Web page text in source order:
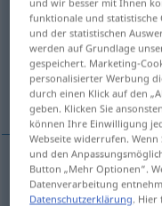
Übersicht aller
(Für mehr Details die
kostspielig
kostspielig kostbar
funktionale und statistische
und der statistischen
werden auf Grundlage
gespeichert. Marketing-
personalisierter Werbung
durch einen Klick auf den
geben. Klicken Sie
können Ihre Einwilligung
Webseite widerrufen.
und den
Button „Mehr Optionen“.
Datenverarbeitung
Datenschutzerklärung .